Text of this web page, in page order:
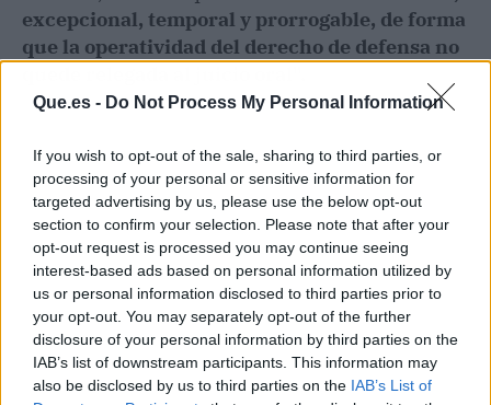
Que.es - Do Not Process My Personal Information
If you wish to opt-out of the sale, sharing to third parties, or
processing of your personal or sensitive information for
targeted advertising by us, please use the below opt-out
section to confirm your selection. Please note that after your
opt-out request is processed you may continue seeing
interest-based ads based on personal information utilized by
us or personal information disclosed to third parties prior to
your opt-out. You may separately opt-out of the further
disclosure of your personal information by third parties on the
IAB’s list of downstream participants. This information may
also be disclosed by us to third parties on the IAB’s List of
excepcional, temporal y prorrogable, de forma
que la operatividad del derecho de defensa no